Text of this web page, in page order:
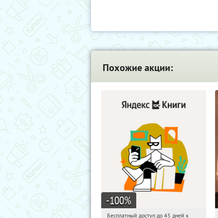
Похожие акции:
-100%
Бесплатный доступ до 45 дней к